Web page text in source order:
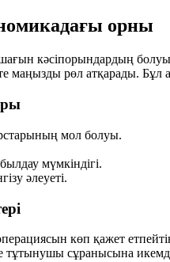
орны
кәсіпорындардың болуы
рөл атқарады. Бұл
мол болуы.
мүмкіндігі.
әлеуеті.
көп қажет
сұранысына